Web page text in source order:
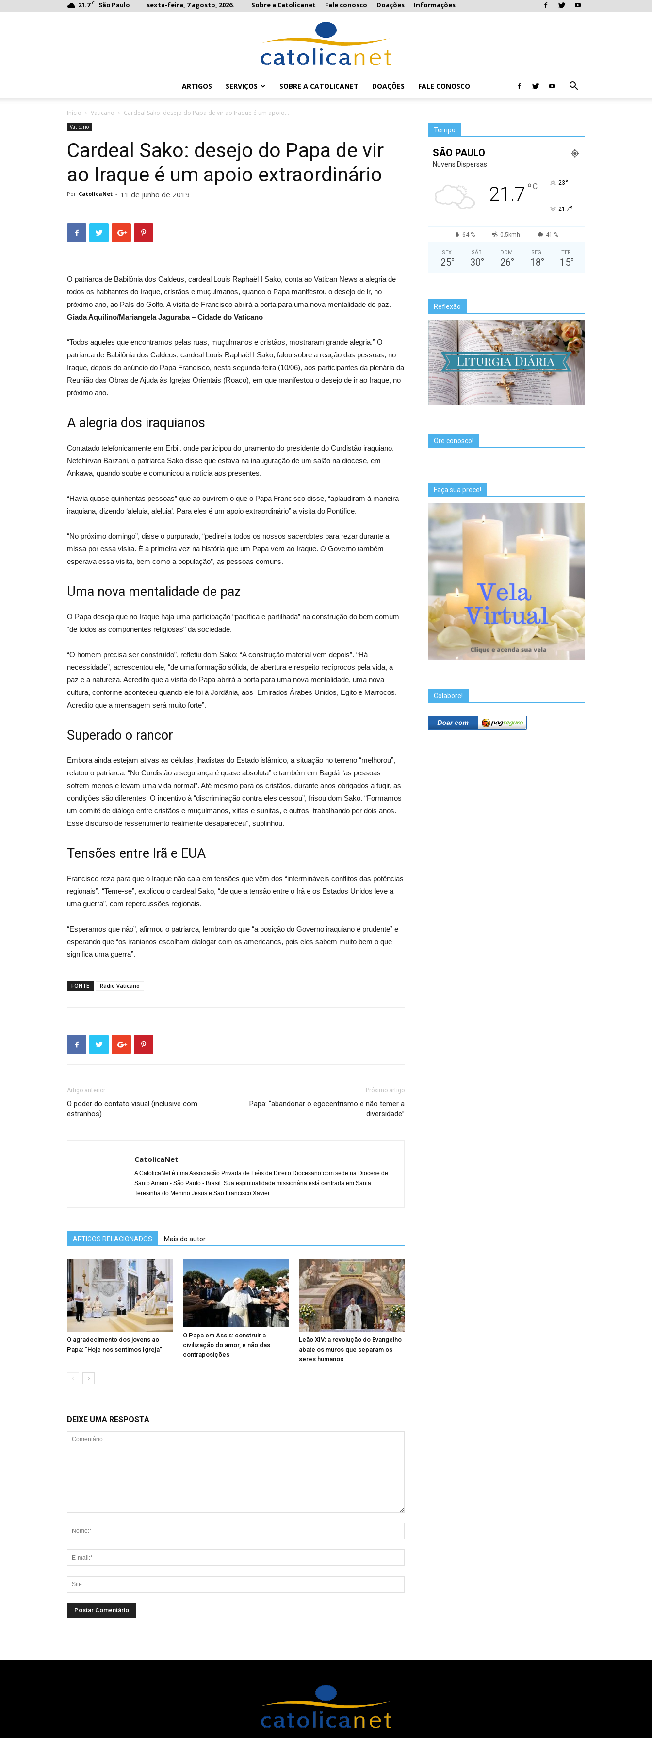
21.7 C São Paulo sexta-feira, 7 agosto, 2026. Sobre a Catolicanet Fale conosco Doações Informações
ARTIGOS SERVIÇOS SOBRE A CATOLICANET DOAÇÕES FALE CONOSCO
Início Vaticano Cardeal Sako: desejo do Papa de vir ao Iraque é um apoio...
Vaticano
Cardeal Sako: desejo do Papa de vir
ao Iraque é um apoio extraordinário
Por CatolicaNet - 11 de junho de 2019
O patriarca de Babilônia dos Caldeus, cardeal Louis Raphaël I Sako, conta ao Vatican News a alegria de
todos os habitantes do Iraque, cristãos e muçulmanos, quando o Papa manifestou o desejo de ir, no
próximo ano, ao País do Golfo. A visita de Francisco abrirá a porta para uma nova mentalidade de paz.
Giada Aquilino/Mariangela Jaguraba – Cidade do Vaticano
“Todos aqueles que encontramos pelas ruas, muçulmanos e cristãos, mostraram grande alegria.” O
patriarca de Babilônia dos Caldeus, cardeal Louis Raphaël I Sako, falou sobre a reação das pessoas, no
Iraque, depois do anúncio do Papa Francisco, nesta segunda-feira (10/06), aos participantes da plenária da
Reunião das Obras de Ajuda às Igrejas Orientais (Roaco), em que manifestou o desejo de ir ao Iraque, no
próximo ano.
A alegria dos iraquianos
Contatado telefonicamente em Erbil, onde participou do juramento do presidente do Curdistão iraquiano,
Netchirvan Barzani, o patriarca Sako disse que estava na inauguração de um salão na diocese, em
Ankawa, quando soube e comunicou a notícia aos presentes.
“Havia quase quinhentas pessoas” que ao ouvirem o que o Papa Francisco disse, “aplaudiram à maneira
iraquiana, dizendo ‘aleluia, aleluia’. Para eles é um apoio extraordinário” a visita do Pontífice.
“No próximo domingo”, disse o purpurado, “pedirei a todos os nossos sacerdotes para rezar durante a
missa por essa visita. É a primeira vez na história que um Papa vem ao Iraque. O Governo também
esperava essa visita, bem como a população”, as pessoas comuns.
Uma nova mentalidade de paz
O Papa deseja que no Iraque haja uma participação “pacífica e partilhada” na construção do bem comum
“de todos as componentes religiosas” da sociedade.
“O homem precisa ser construído”, refletiu dom Sako: “A construção material vem depois”. “Há
necessidade”, acrescentou ele, “de uma formação sólida, de abertura e respeito recíprocos pela vida, a
paz e a natureza. Acredito que a visita do Papa abrirá a porta para uma nova mentalidade, uma nova
cultura, conforme aconteceu quando ele foi à Jordânia, aos Emirados Árabes Unidos, Egito e Marrocos.
Acredito que a mensagem será muito forte”.
Superado o rancor
Embora ainda estejam ativas as células jihadistas do Estado islâmico, a situação no terreno “melhorou”,
relatou o patriarca. “No Curdistão a segurança é quase absoluta” e também em Bagdá “as pessoas
sofrem menos e levam uma vida normal”. Até mesmo para os cristãos, durante anos obrigados a fugir, as
condições são diferentes. O incentivo à “discriminação contra eles cessou”, frisou dom Sako. “Formamos
um comitê de diálogo entre cristãos e muçulmanos, xiitas e sunitas, e outros, trabalhando por dois anos.
Esse discurso de ressentimento realmente desapareceu”, sublinhou.
Tensões entre Irã e EUA
Francisco reza para que o Iraque não caia em tensões que vêm dos “intermináveis conflitos das potências
regionais”. “Teme-se”, explicou o cardeal Sako, “de que a tensão entre o Irã e os Estados Unidos leve a
uma guerra”, com repercussões regionais.
“Esperamos que não”, afirmou o patriarca, lembrando que “a posição do Governo iraquiano é prudente” e
esperando que “os iranianos escolham dialogar com os americanos, pois eles sabem muito bem o que
significa uma guerra”.
FONTE Rádio Vaticano
Artigo anterior
O poder do contato visual (inclusive com
estranhos)
Próximo artigo
Papa: “abandonar o egocentrismo e não temer a
diversidade”
CatolicaNet
A CatolicaNet é uma Associação Privada de Fiéis de Direito Diocesano com sede na Diocese de
Santo Amaro - São Paulo - Brasil. Sua espiritualidade missionária está centrada em Santa
Teresinha do Menino Jesus e São Francisco Xavier.
ARTIGOS RELACIONADOS Mais do autor
O agradecimento dos jovens ao
Papa: “Hoje nos sentimos Igreja”
O Papa em Assis: construir a
civilização do amor, e não das
contraposições
Leão XIV: a revolução do Evangelho
abate os muros que separam os
seres humanos
DEIXE UMA RESPOSTA
Tempo
SÃO PAULO
Nuvens Dispersas
21.7 °C 23°
21.7°
64 % 0.5kmh 41 %
SEX
25°
SÁB
30°
DOM
26°
SEG
18°
TER
15°
Reflexão
Ore conosco!
Faça sua prece!
Colabore!